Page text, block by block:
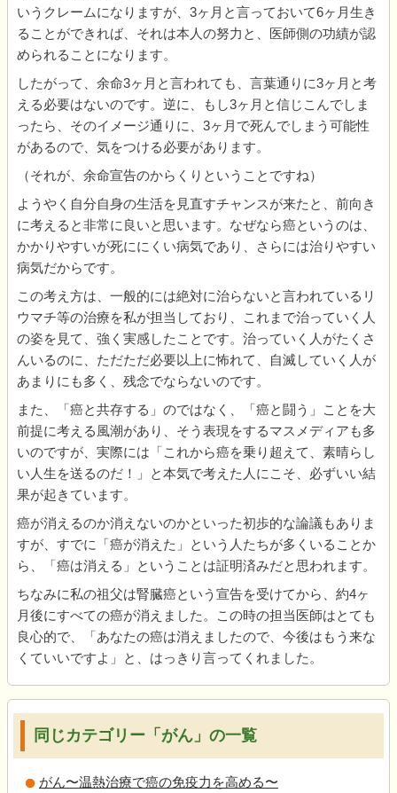
いうクレームになりますが、3ヶ月と言っておいて6ヶ月生き
ることができれば、それは本人の努力と、医師側の功績が認
められることになります。
したがって、余命3ヶ月と言われても、言葉通りに3ヶ月と考
える必要はないのです。逆に、もし3ヶ月と信じこんでしま
ったら、そのイメージ通りに、3ヶ月で死んでしまう可能性
があるので、気をつける必要があります。
（それが、余命宣告のからくりということですね）
ようやく自分自身の生活を見直すチャンスが来たと、前向き
に考えると非常に良いと思います。なぜなら癌というのは、
かかりやすいが死ににくい病気であり、さらには治りやすい
病気だからです。
この考え方は、一般的には絶対に治らないと言われているリ
ウマチ等の治療を私が担当しており、これまで治っていく人
の姿を見て、強く実感したことです。治っていく人がたくさ
んいるのに、ただただ必要以上に怖れて、自滅していく人が
あまりにも多く、残念でならないのです。
また、「癌と共存する」のではなく、「癌と闘う」ことを大
前提に考える風潮があり、そう表現をするマスメディアも多
いのですが、実際には「これから癌を乗り超えて、素晴らし
い人生を送るのだ！」と本気で考えた人にこそ、必ずいい結
果が起きています。
癌が消えるのか消えないのかといった初歩的な論議もありま
すが、すでに「癌が消えた」という人たちが多くいることか
ら、「癌は消える」ということは証明済みだと思われます。
ちなみに私の祖父は腎臓癌という宣告を受けてから、約4ヶ
月後にすべての癌が消えました。この時の担当医師はとても
良心的で、「あなたの癌は消えましたので、今後はもう来な
くていいですよ」と、はっきり言ってくれました。
同じカテゴリー「がん」の一覧
がん〜温熱治療で癌の免疫力を高める〜